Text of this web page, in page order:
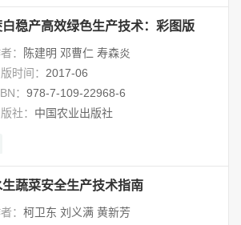
白稳产高效绿色生产技术：彩图版
：
陈建明 邓曹仁 寿森炎
时间： 2017-06
： 978-7-109-22968-6
社： 中国农业出版社
生蔬菜安全生产技术指南
： 柯卫东 刘义满 黄新芳